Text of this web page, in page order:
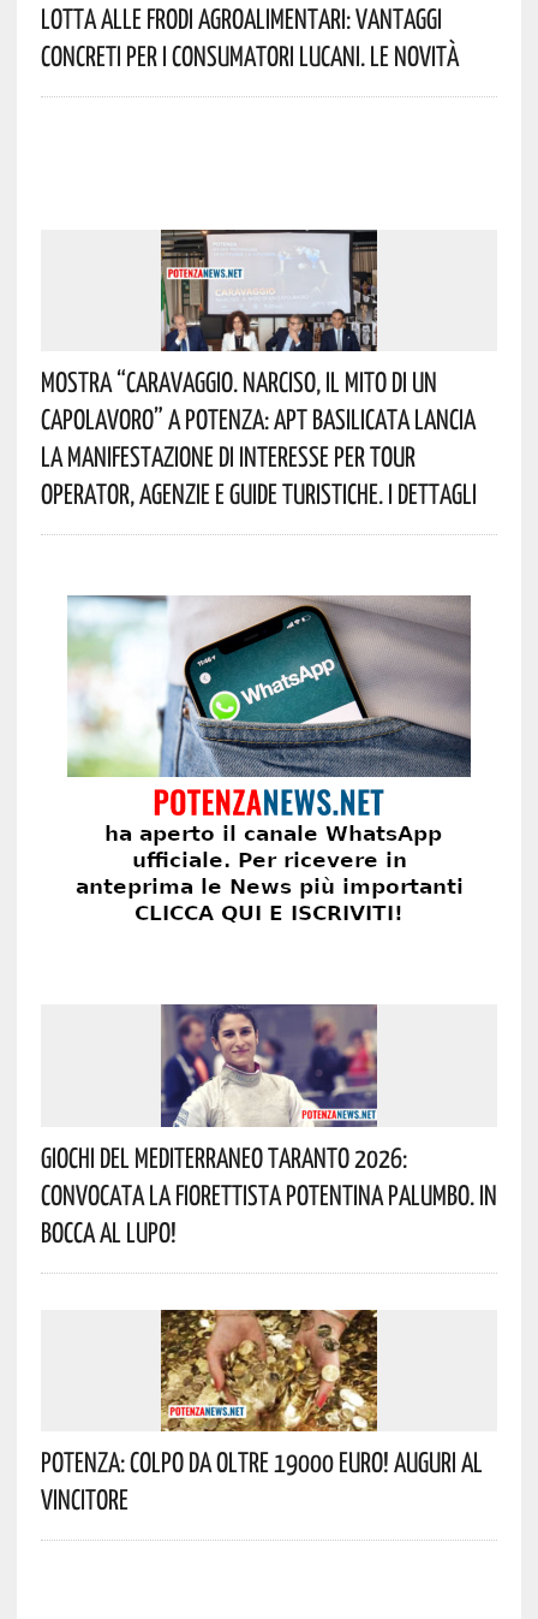
Lotta Alle Frodi Agroalimentari: Vantaggi
Concreti Per I Consumatori Lucani. Le Novità
Mostra “Caravaggio. Narciso, Il Mito Di Un
Capolavoro” A Potenza: APT Basilicata Lancia
La Manifestazione Di Interesse Per Tour
Operator, Agenzie E Guide Turistiche. I Dettagli
Giochi Del Mediterraneo Taranto 2026:
Convocata La Fiorettista Potentina Palumbo. In
Bocca Al Lupo!
Potenza: Colpo Da Oltre 19000 Euro! Auguri Al
Vincitore